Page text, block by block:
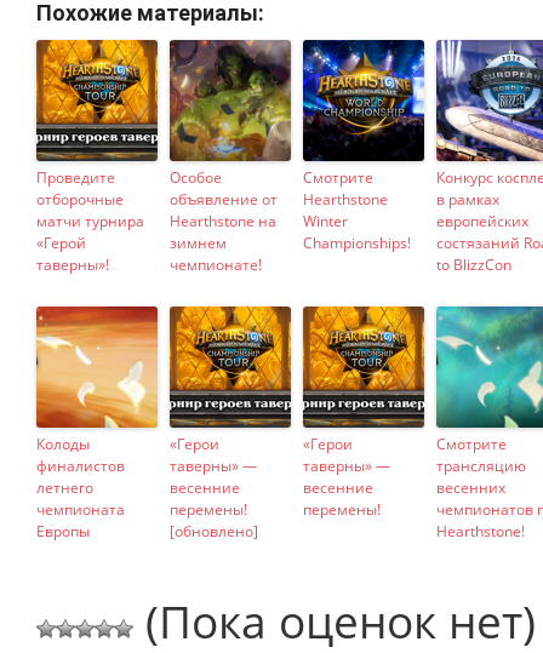
Похожие материалы:
Проведите
отборочные
матчи турнира
«Герой
таверны»!
Особое
объявление от
Hearthstone на
зимнем
чемпионате!
Смотрите
Hearthstone
Winter
Championships!
Конкурс
в рамках
европейских
состязаний
to BlizzCon
Колоды
финалистов
летнего
чемпионата
Европы
«Герои
таверны» —
весенние
перемены!
[обновлено]
«Герои
таверны» —
весенние
перемены!
Смотрите
трансляцию
весенних
чемпионатов
Hearthstone!
(Пока оценок нет)